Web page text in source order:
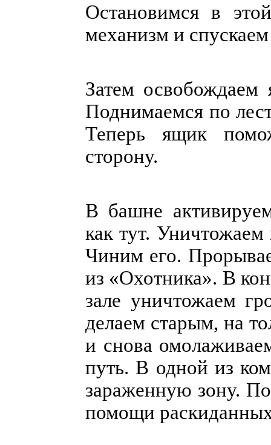
Остановимся в
механизм и
Затем
Поднимаемся по
Теперь ящик
сторону.
В башне
как тут.
Чиним его.
из «Охотника». В
зале уничтожаем
делаем старым, на
и снова
путь. В одной из
зараженную зону.
помощи